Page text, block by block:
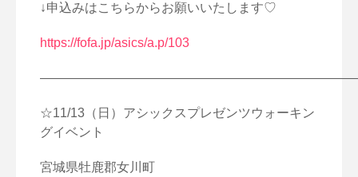
↓申込みはこちらからお願いいたします♡
https://fofa.jp/asics/a.p/103
☆11/13（日）アシックスプレゼンツウォーキン
グイベント
宮城県牡鹿郡女川町